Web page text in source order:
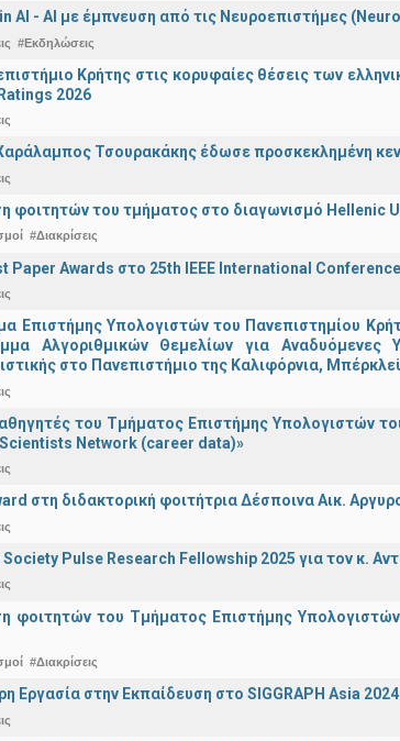
AI - ΑΙ με έμπνευση από τις Νευροεπιστήμες
#Εκδηλώσεις
Κρήτης στις κορυφαίες θέσεις των
2026
Τσουρακάκης έδωσε προσκεκλημένη
φοιτητών του τμήματος στο διαγωνισμό Hellenic
#Διακρίσεις
Paper Awards στο 25th IEEE International
Επιστήμης Υπολογιστών του Πανεπιστημίου
Αλγοριθμικών Θεμελίων για Αναδυόμενες
στο Πανεπιστήμιο της Καλιφόρνια,
του Τμήματος Επιστήμης Υπολογιστών
Scientists Network (career data)»
στη διδακτορική φοιτήτρια Δέσποινα Αικ.
Society Pulse Research Fellowship 2025 για τον κ.
φοιτητών του Τμήματος Επιστήμης
#Διακρίσεις
Εργασία στην Εκπαίδευση στο SIGGRAPH Asia